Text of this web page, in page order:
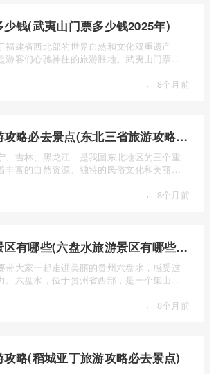
钱(武夷山门票多少钱2025年)
福建省西北部的世界自然和文化双重遗产
游客们心驰神往的旅游胜地。武夷山门票多
· 8个月前
东北三省旅游攻略必去景点(东北三省旅游攻略必去景点视频介绍)
、吉林、黑龙江，是我国东北地区的三个重
丰富的自然资源、独特的民俗文化和美丽的
· 8个月前
六盘水旅游景区有哪些(六盘水旅游景区有哪些景点值得去)
带大家一起走进美丽的贵州六盘水，感受这
。六盘水，位于贵州省西部，是一个集山水
· 8个月前
略(稻城亚丁旅游攻略必去景点)